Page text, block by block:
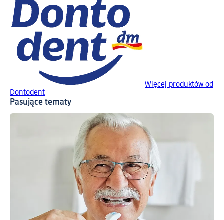
Więcej produktów od
Dontodent
Pasujące tematy